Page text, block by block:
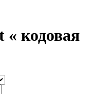
« кодовая